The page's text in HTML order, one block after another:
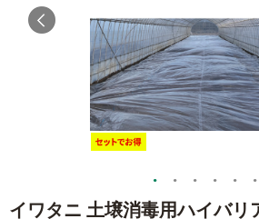
イワタニ 土壌消毒用ハイバリ